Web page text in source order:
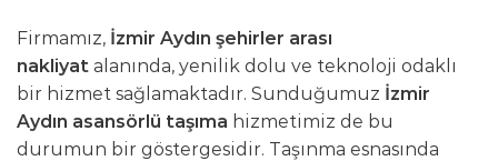
Firmamız, İzmir Aydın şehirler arası
nakliyat alanında, yenilik dolu ve teknoloji odaklı
bir hizmet sağlamaktadır. Sunduğumuz İzmir
Aydın asansörlü taşıma hizmetimiz de bu
durumun bir göstergesidir. Taşınma esnasında